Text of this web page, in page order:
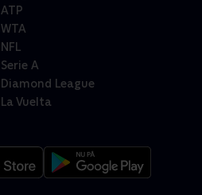
ATP
WTA
NFL
Serie A
Diamond League
La Vuelta